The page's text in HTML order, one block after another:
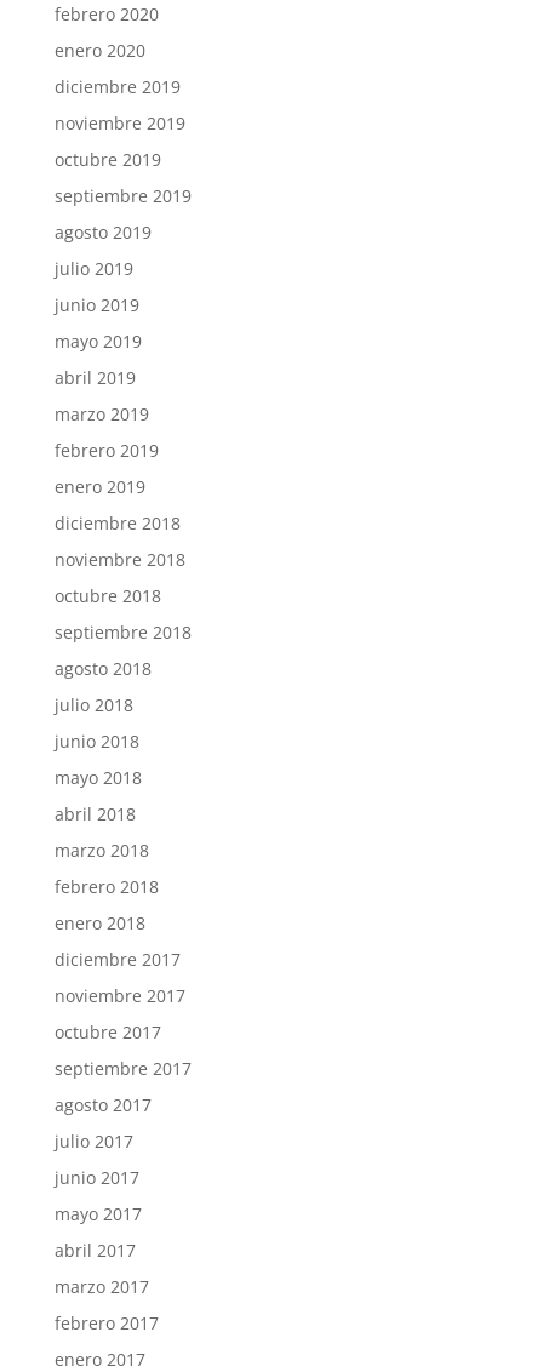
febrero 2020
enero 2020
diciembre 2019
noviembre 2019
octubre 2019
septiembre 2019
agosto 2019
julio 2019
junio 2019
mayo 2019
abril 2019
marzo 2019
febrero 2019
enero 2019
diciembre 2018
noviembre 2018
octubre 2018
septiembre 2018
agosto 2018
julio 2018
junio 2018
mayo 2018
abril 2018
marzo 2018
febrero 2018
enero 2018
diciembre 2017
noviembre 2017
octubre 2017
septiembre 2017
agosto 2017
julio 2017
junio 2017
mayo 2017
abril 2017
marzo 2017
febrero 2017
enero 2017